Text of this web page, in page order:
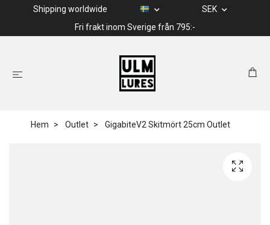
Shipping worldwide
SEK
Fri frakt inom Sverige från 795:-
Hem Outlet GigabiteV2 Skitmört 25cm Outlet